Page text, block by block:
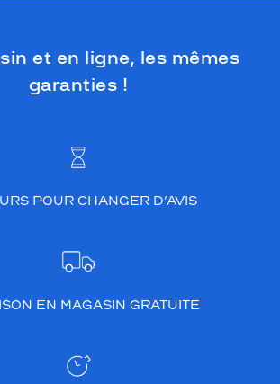
et en ligne, les mêmes
garanties !
POUR CHANGER D’AVIS
EN MAGASIN GRATUITE